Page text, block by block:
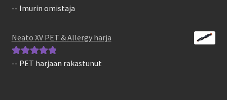
Arvostelu
-- Imurin omistaja
Neato XV PET & Allergy harja
Arvostelu
-- PET harjaan rakastunut